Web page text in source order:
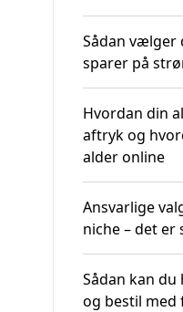
Sådan
sparer på
Hvordan din
aftryk og
alder online
Ansvarlige
niche – det
Sådan kan
og bestil med